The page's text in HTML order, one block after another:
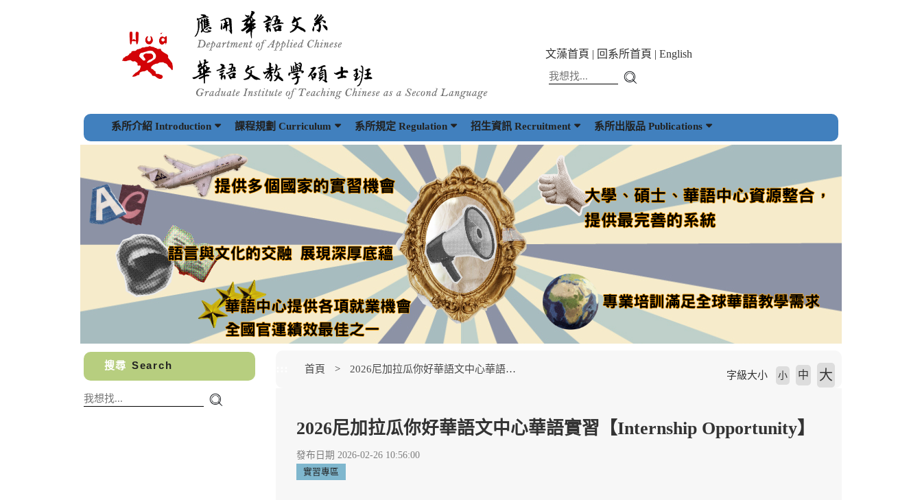
文藻首頁 回系所首頁 English
系所介紹 Introduction 課程規劃 Curriculum 系所規定 Regulation 招生資訊 Recruitment 系所出版品 Publications
搜尋 Search 首頁 2026尼加拉瓜你好華語文中心華語實習【Internship Opportunity】
字級大小 小 中 大
2026尼加拉瓜你好華語文中心華語實習【Internship Opportunity】
發布日期 2026-02-26 10:56:00
實習專區